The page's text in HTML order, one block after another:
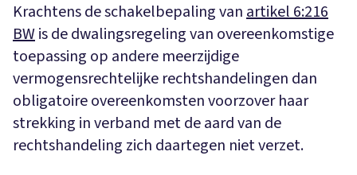
Krachtens de schakelbepaling vanartikel 6:216
BWis de dwalingsregeling van overeenkomstige
toepassing op andere meerzijdige
vermogensrechtelijke rechtshandelingen dan
obligatoire overeenkomsten voorzover haar
strekking in verband met de aard van de
rechtshandeling zich daartegen niet verzet.